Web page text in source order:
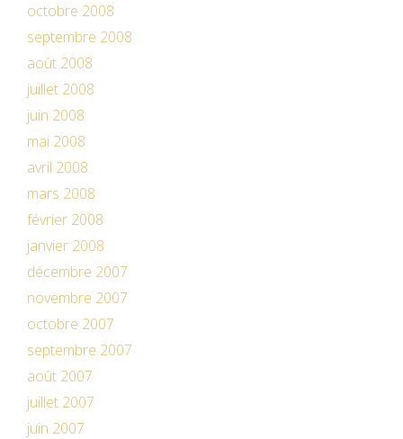
octobre 2008
septembre 2008
août 2008
juillet 2008
juin 2008
mai 2008
avril 2008
mars 2008
février 2008
janvier 2008
décembre 2007
novembre 2007
octobre 2007
septembre 2007
août 2007
juillet 2007
juin 2007